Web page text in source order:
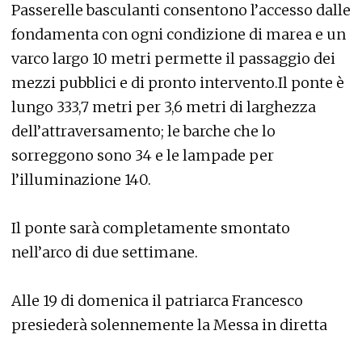
Passerelle basculanti consentono l’accesso dalle
fondamenta con ogni condizione di marea e un
varco largo 10 metri permette il passaggio dei
mezzi pubblici e di pronto intervento.Il ponte è
lungo 333,7 metri per 3,6 metri di larghezza
dell’attraversamento; le barche che lo
sorreggono sono 34 e le lampade per
l’illuminazione 140.
Il ponte sarà completamente smontato
nell’arco di due settimane.
Alle 19 di domenica il patriarca Francesco
presiederà solennemente la Messa in diretta